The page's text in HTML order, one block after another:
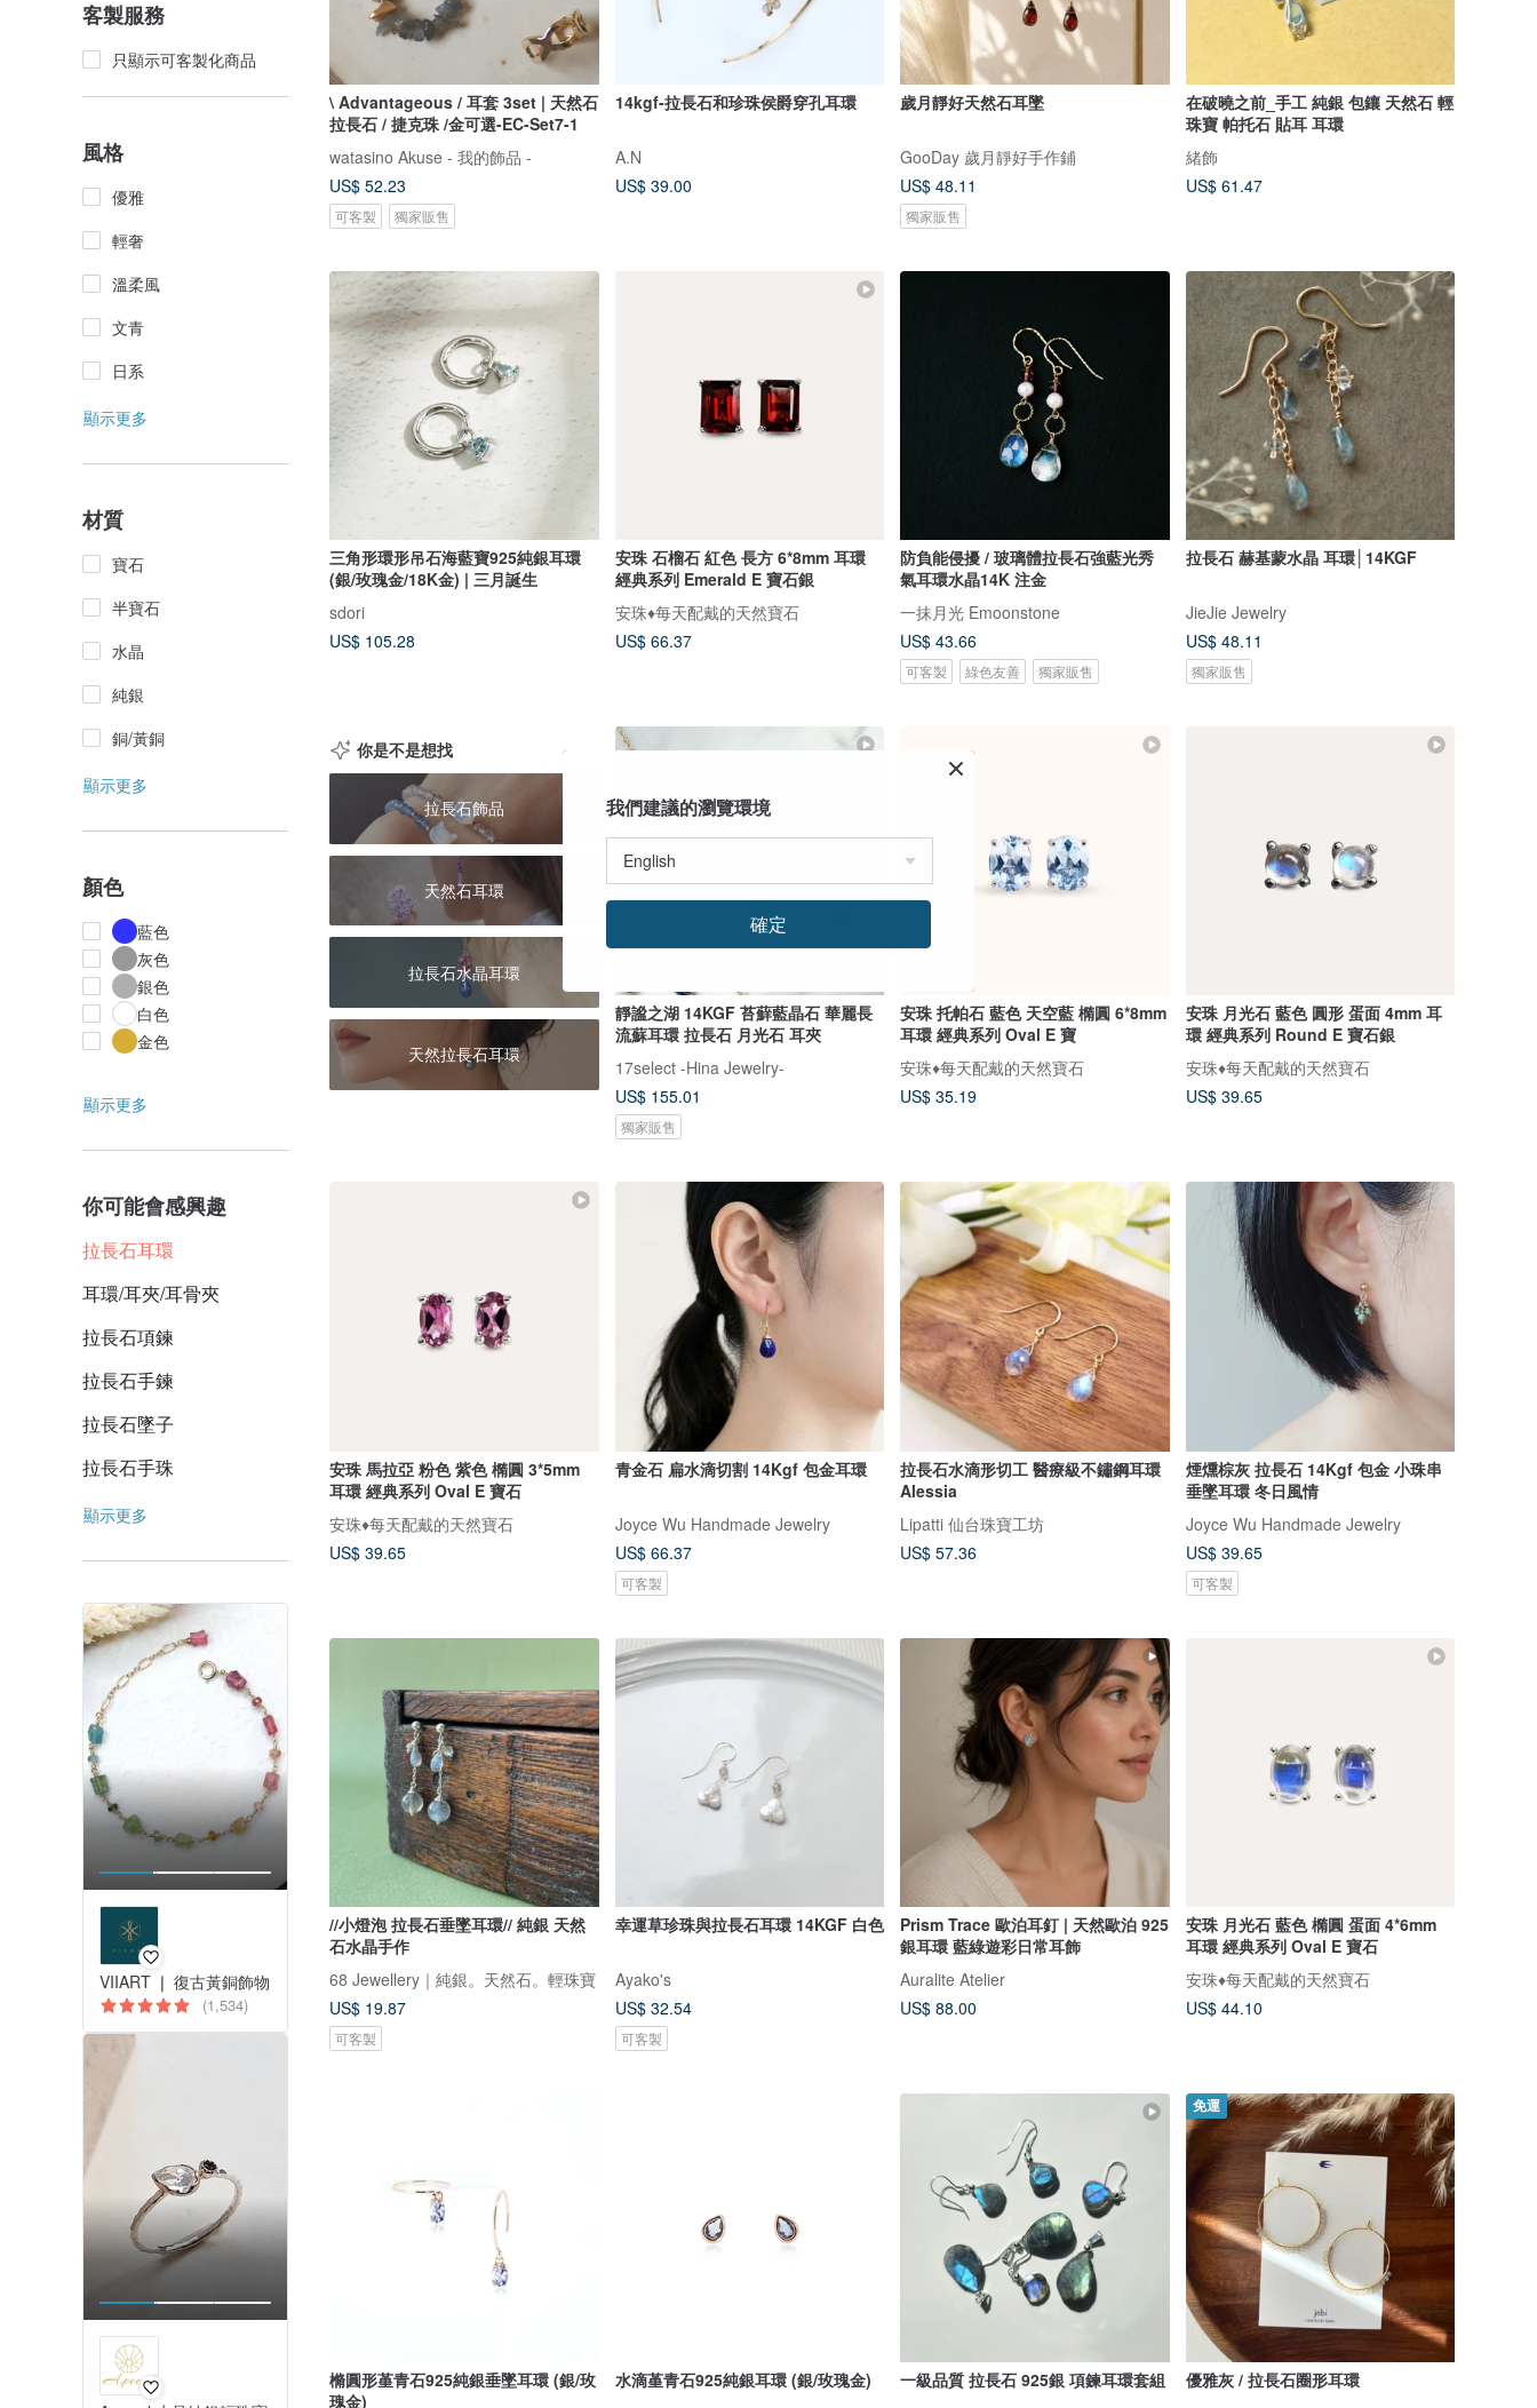
客製服務
只顯示可客製化商品
風格
優雅
輕奢
溫柔風
文青
日系
顯示更多
材質
寶石
半寶石
水晶
純銀
銅/黃銅
顯示更多
顏色
藍色
灰色
銀色
白色
金色
顯示更多
你可能會感興趣
拉長石耳環
耳環/耳夾/耳骨夾
拉長石項鍊
拉長石手鍊
拉長石墜子
拉長石手珠
顯示更多
VIIART ❘ 復古黃銅飾物
(1,534)
\ Advantageous / 耳套 3set | 天然石
拉長石 / 捷克珠 /金可選-EC-Set7-1
watasino Akuse - 我的飾品 -
US$ 52.23
可客製 獨家販售
14kgf-拉長石和珍珠侯爵穿孔耳環
A.N
US$ 39.00
歲月靜好天然石耳墜
GooDay 歲月靜好手作鋪
US$ 48.11
獨家販售
在破曉之前_手工 純銀 包鑲 天然石 輕
珠寶 帕托石 貼耳 耳環
緒飾
US$ 61.47
三角形環形吊石海藍寶925純銀耳環
(銀/玫瑰金/18K金) | 三月誕生
sdori
US$ 105.28
安珠 石榴石 紅色 長方 6*8mm 耳環
經典系列 Emerald E 寶石銀
安珠♦️每天配戴的天然寶石
US$ 66.37
防負能侵擾 / 玻璃體拉長石強藍光秀
氣耳環水晶14K 注金
一抹月光 Emoonstone
US$ 43.66
可客製 綠色友善 獨家販售
拉長石 赫基蒙水晶 耳環│14KGF
JieJie Jewelry
US$ 48.11
獨家販售
你是不是想找
拉長石飾品
天然石耳環
拉長石水晶耳環
天然拉長石耳環
靜謐之湖 14KGF 苔蘚藍晶石 華麗長
流蘇耳環 拉長石 月光石 耳夾
17select -Hina Jewelry-
US$ 155.01
獨家販售
安珠 托帕石 藍色 天空藍 橢圓 6*8mm
耳環 經典系列 Oval E 寶
安珠♦️每天配戴的天然寶石
US$ 35.19
安珠 月光石 藍色 圓形 蛋面 4mm 耳
環 經典系列 Round E 寶石銀
安珠♦️每天配戴的天然寶石
US$ 39.65
安珠 馬拉亞 粉色 紫色 橢圓 3*5mm
耳環 經典系列 Oval E 寶石
安珠♦️每天配戴的天然寶石
US$ 39.65
青金石 扁水滴切割 14Kgf 包金耳環
Joyce Wu Handmade Jewelry
US$ 66.37
可客製
拉長石水滴形切工 醫療級不鏽鋼耳環
Alessia
Lipatti 仙台珠寶工坊
US$ 57.36
煙燻棕灰 拉長石 14Kgf 包金 小珠串
垂墜耳環 冬日風情
Joyce Wu Handmade Jewelry
US$ 39.65
可客製
//小燈泡 拉長石垂墜耳環// 純銀 天然
石水晶手作
68 Jewellery｜純銀。天然石。輕珠寶
US$ 19.87
可客製
幸運草珍珠與拉長石耳環 14KGF 白色
Ayako's
US$ 32.54
可客製
Prism Trace 歐泊耳釘 | 天然歐泊 925
銀耳環 藍綠遊彩日常耳飾
Auralite Atelier
US$ 88.00
安珠 月光石 藍色 橢圓 蛋面 4*6mm
耳環 經典系列 Oval E 寶石
安珠♦️每天配戴的天然寶石
US$ 44.10
樇圓形堇青石925純銀垂墜耳環 (銀/玫
瑰金)
水滴堇青石925純銀耳環 (銀/玫瑰金) 一級品質 拉長石 925銀 項鍊耳環套組
免運
優雅灰 / 拉長石圈形耳環
我們建議的瀏覽環境
確定